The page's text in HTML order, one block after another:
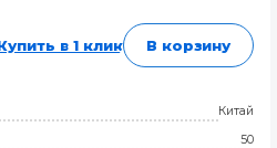
в 1 клик В корзину
Китай
50